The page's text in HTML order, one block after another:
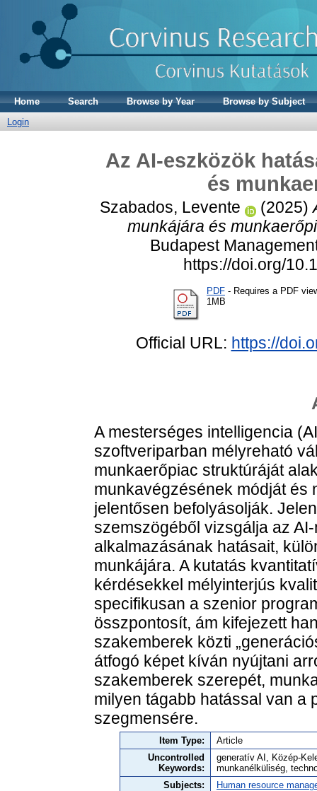
Home Search Browse by Year
Browse by Subject
Login
Az AI-eszközök
és
Szabados, Levente (2025)
munkájára és
Budapest
https://doi.org/
PDF - Requires a PDF
1MB
Official URL: https://
A mesterséges intelligencia
szoftveriparban mélyreható
munkaerőpiac struktúráját
munkavégzésének módját és
jelentősen befolyásolják.
szemszögéből vizsgálja az
alkalmazásának hatásait,
munkájára. A kutatás
kérdésekkel mélyinterjús
specifikusan a szenior
összpontosít, ám kifejezett
szakemberek közti
átfogó képet kíván nyújtani
szakemberek szerepét,
milyen tágabb hatással van a
szegmensére.
Item Type:
Article
Uncontrolled
Keywords:
generatív AI, Közép-
munkanélküliség,
Subjects:
Human resource